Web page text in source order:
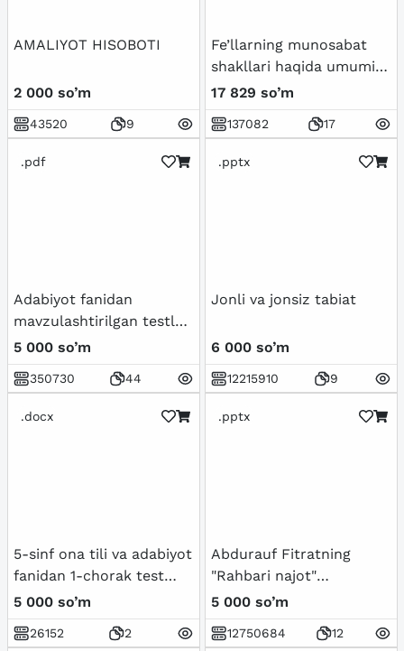
AMALIYOT HISOBOTI
2 000 so’m
43520 9
Fe’llarning munosabat
shakllari haqida umumiy
tushuncha va
qo’llanmalar.
17 829 so’m
137082 17
.pdf
Adabiyot fanidan
mavzulashtirilgan testlar
7-sinf / Javoblari bilan
5 000 so’m
350730 44
.pptx
Jonli va jonsiz tabiat
6 000 so’m
12215910 9
.docx
5-sinf ona tili va adabiyot
fanidan 1-chorak test
topshiriqlari javoblari
bilan.
5 000 so’m
26152 2
.pptx
Abdurauf Fitratning
"Rahbari najot"
risolasidagi "Baxtsiz
odamlarning ikki
toifasi"ga oid qarashlari
5 000 so’m
12750684 12